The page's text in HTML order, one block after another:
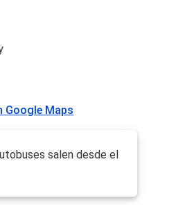
Google Maps
salen desde el